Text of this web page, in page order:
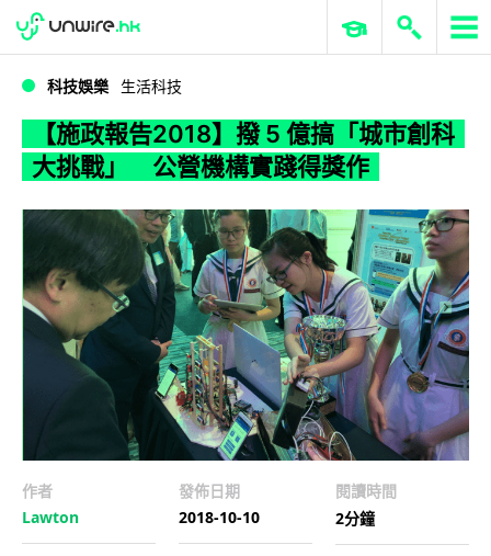
WWDC 2026 ERP 與商業 AI
科技娛樂 生活科技
【施政報告2018】撥 5 億搞「城市創科
大挑戰」 公營機構實踐得獎作
作者
Lawton
發佈日期
2018-10-10
閱讀時間
2分鐘